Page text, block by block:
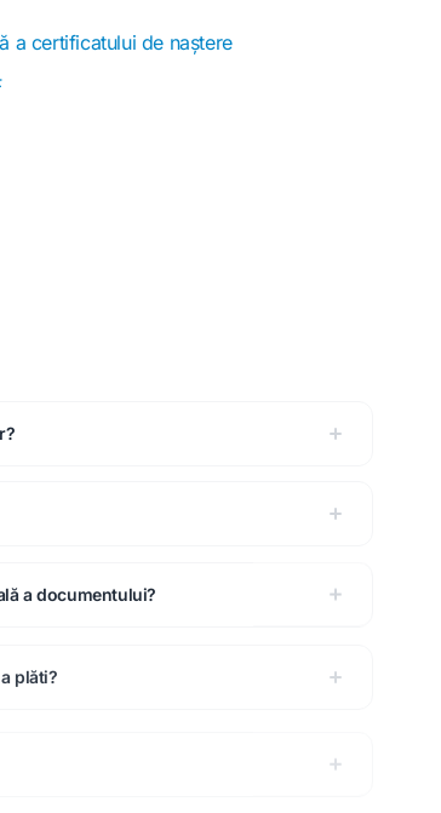
a certificatului de naștere
a documentului?
plăti?